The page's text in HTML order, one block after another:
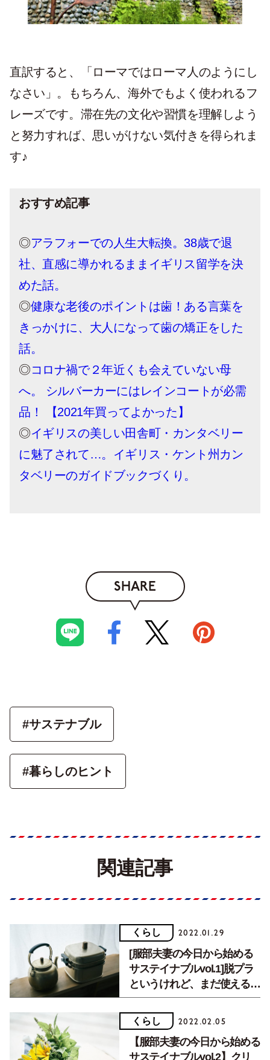
直訳すると、「ローマではローマ人のようにし
なさい」。もちろん、海外でもよく使われるフ
レーズです。滞在先の文化や習慣を理解しよう
と努力すれば、思いがけない気付きを得られま
す♪
おすすめ記事
◎アラフォーでの人生大転換。38歳で退
社、直感に導かれるままイギリス留学を決
めた話。
◎健康な老後のポイントは歯！ある言葉を
きっかけに、大人になって歯の矯正をした
話。
◎コロナ禍で２年近くも会えていない母
へ。 シルバーカーにはレインコートが必需
品！ 【2021年買ってよかった】
◎イギリスの美しい田舎町・カンタベリー
に魅了されて…。イギリス・ケント州カン
タベリーのガイドブックづくり。
SHARE
#サステナブル
#暮らしのヒント
関連記事
くらし 2022.01.29
[服部夫妻の今日から始める
サステイナブルvol.1]脱プラ
というけれど、まだ使えるも
のはどうする？
くらし 2022.02.05
【服部夫妻の今日から始める
サステイナブルvol.2】クリ